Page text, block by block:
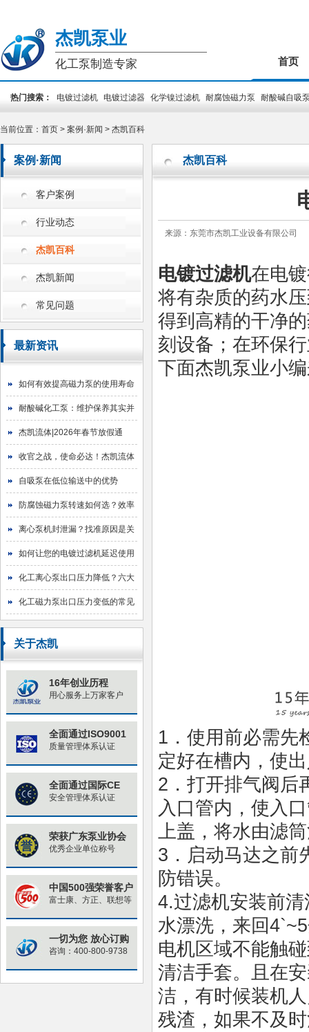
杰凯泵业
化工泵制造专家 首页
热门搜索： 电镀过滤机 电镀过滤器 化学镍过滤机 耐腐蚀磁力泵
耐酸碱自吸
当前位置： 首页 > 案例·新闻 > 杰凯百科
案例·新闻
客户案例
行业动态
杰凯百科
杰凯新闻
常见问题
最新资讯
如何有效提高磁力泵的使用寿命
耐酸碱化工泵：维护保养其实并
不难
杰凯流体|2026年春节放假通
知！
收官之战，使命必达！杰凯流体
2025年目标圆满达成
自吸泵在低位输送中的优势
防腐蚀磁力泵转速如何选？效率
与寿命的平衡艺术
离心泵机封泄漏？找准原因是关
键！
如何让您的电镀过滤机延迟使用
寿命
化工离心泵出口压力降低？六大
原因与排查指南
化工磁力泵出口压力变低的常见
原因与对策
关于杰凯
16年创业历程
用心服务上万家客户
全面通过ISO9001
质量管理体系认证
全面通过国际CE
安全管理体系认证
荣获广东泵业协会
优秀企业单位称号
中国500强荣誉客户
富士康、方正、联想等
一切为您 放心订购
咨询：400-800-9738
杰凯百科
来源：东莞市杰凯工业设备有限公司
电镀过滤机在电
将有杂质的药水
得到高精的干净
刻设备；在环保
下面杰凯泵业小
1．使用前必需先
定好在槽内，使
2．打开排气阀后
入口管内，使入
上盖，将水由滤
3．启动马达之前
防错误。
4.过滤机安装前
水漂洗，来回
电机区域不能触
清洁手套。且在
洁，有时候装机
残渣，如果不及